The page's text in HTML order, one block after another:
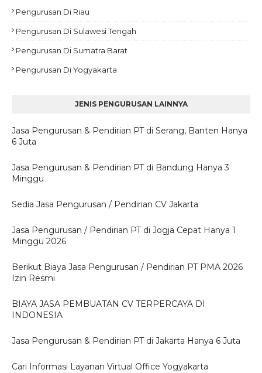
Pengurusan Di Riau
Pengurusan Di Sulawesi Tengah
Pengurusan Di Sumatra Barat
Pengurusan Di Yogyakarta
JENIS PENGURUSAN LAINNYA
Jasa Pengurusan & Pendirian PT di Serang, Banten Hanya
6 Juta
Jasa Pengurusan & Pendirian PT di Bandung Hanya 3
Minggu
Sedia Jasa Pengurusan / Pendirian CV Jakarta
Jasa Pengurusan / Pendirian PT di Jogja Cepat Hanya 1
Minggu 2026
Berikut Biaya Jasa Pengurusan / Pendirian PT PMA 2026
Izin Resmi
BIAYA JASA PEMBUATAN CV TERPERCAYA DI
INDONESIA
Jasa Pengurusan & Pendirian PT di Jakarta Hanya 6 Juta
Cari Informasi Layanan Virtual Office Yogyakarta